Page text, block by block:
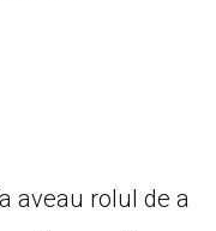
aveau rolul de a